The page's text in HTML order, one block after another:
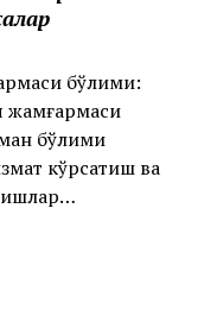
бўлими:
жамғармаси
бўлими
кўрсатиш ва
ишлар…